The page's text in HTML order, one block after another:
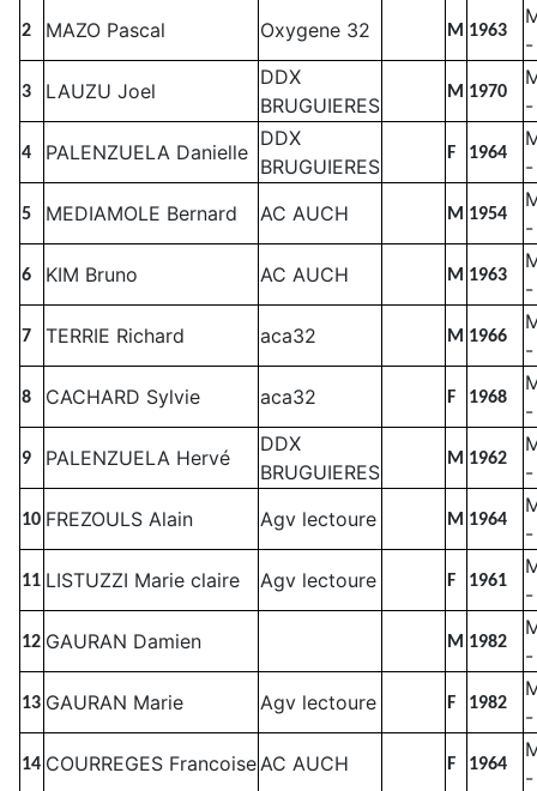
2 MAZO Pascal Oxygene 32 M 1963
-
3 LAUZU Joel
DDX
BRUGUIERES
M 1970
-
4 PALENZUELA Danielle
DDX
BRUGUIERES
F 1964
-
5 MEDIAMOLE Bernard AC AUCH M 1954
-
6 KIM Bruno AC AUCH M 1963
-
7 TERRIE Richard aca32 M 1966
-
8 CACHARD Sylvie aca32 F 1968
-
9 PALENZUELA Hervé
DDX
BRUGUIERES
M 1962
-
10 FREZOULS Alain Agv lectoure M 1964
-
11 LISTUZZI Marie claire Agv lectoure F 1961
-
12 GAURAN Damien M 1982
-
13 GAURAN Marie Agv lectoure F 1982
-
14 COURREGES Francoise AC AUCH F 1964
-